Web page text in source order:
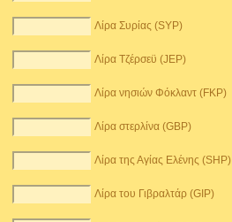
Λίρα Συρίας (SYP)
Λίρα Τζέρσεϋ (JEP)
Λίρα νησιών Φόκλαντ (FKP)
Λίρα στερλίνα (GBP)
Λίρα της Αγίας Ελένης (SHP)
Λίρα του Γιβραλτάρ (GIP)